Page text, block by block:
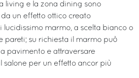
living e la zona dining sono
un effetto ottico creato
lucidissimo marmo, a scelta bianco o
pareti; su richiesta il marmo può
pavimento e attraversare
salone per un effetto ancor più